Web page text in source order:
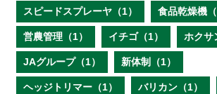
スピードスプレーヤ（1） 食品乾燥機（
営農管理（1） イチゴ（1） ホクサ
JAグループ（1） 新体制（1）
ヘッジトリマー（1） バリカン（1）